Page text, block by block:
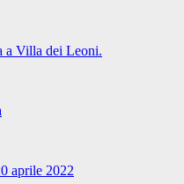
a Villa dei Leoni.
aprile 2022